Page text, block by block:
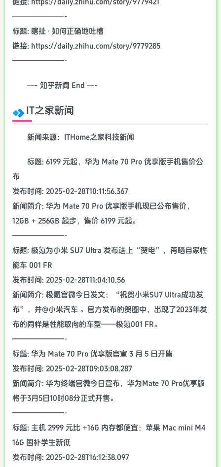
链接: https://daily.zhihu.com/story/9779421
———————-
标题: 瞎扯 · 如何正确地吐槽
链接: https://daily.zhihu.com/story/9779285
———————-
—- 知乎新闻 End —-
IT之家新闻
新闻来源：ITHome之家科技新闻
标题: 6199 元起，华为 Mate 70 Pro 优享版手机售价公
布
发布时间: 2025-02-28T10:11:56.367
新闻简介: 华为 Mate 70 Pro 优享版手机现已公布售价，
12GB + 256GB 起步，售价 6199 元起。
———————-
标题: 极氪为小米 SU7 Ultra 发布送上“贺电”，再晒自家性
能车 001 FR
发布时间: 2025-02-28T11:04:10.56
新闻简介: 极氪官微今日发文：“祝贺小米SU7 Ultra成功发
布”，并@小米汽车 。官方发布的贺图中，出现了2023年发
布的同样是性能取向的车型——极氪001 FR。
———————-
标题: 华为 Mate 70 Pro 优享版官宣 3 月 5 日开售
发布时间: 2025-02-28T09:03:08.287
新闻简介: 华为终端官微今日宣布，华为Mate 70 Pro优享版
将于3月5日10时08分正式开售。
———————-
标题: 主机 2999 元比 +16G 内存都便宜：苹果 Mac mini M4
16G 国补学生新低
发布时间: 2025-02-28T16:12:38.097